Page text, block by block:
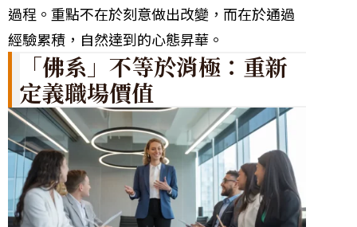
過程。重點不在於刻意做出改變，而在於通過
經驗累積，自然達到的心態昇華。
「佛系」不等於消極：重新
定義職場價值